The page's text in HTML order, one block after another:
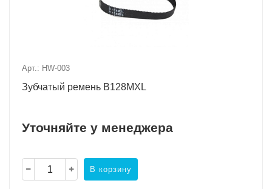
Арт.: HW-003
Зубчатый ремень B128MXL
Уточняйте у менеджера
В корзину